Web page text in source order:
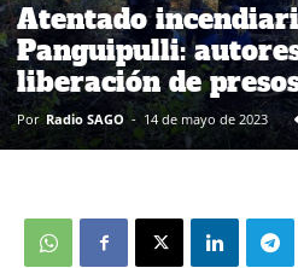
Atentado
Panguipulli:
liberación de
Por Radio SAGO - 14 de mayo de 2023